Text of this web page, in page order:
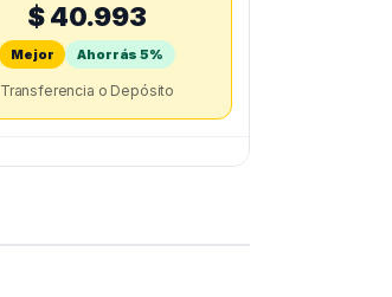
$ 40.993
Mejor Ahorrás 5%
Transferencia o Depósito